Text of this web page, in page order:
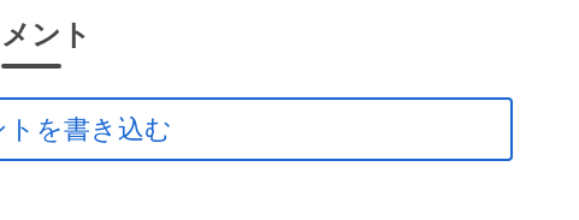
ント
を書き込む